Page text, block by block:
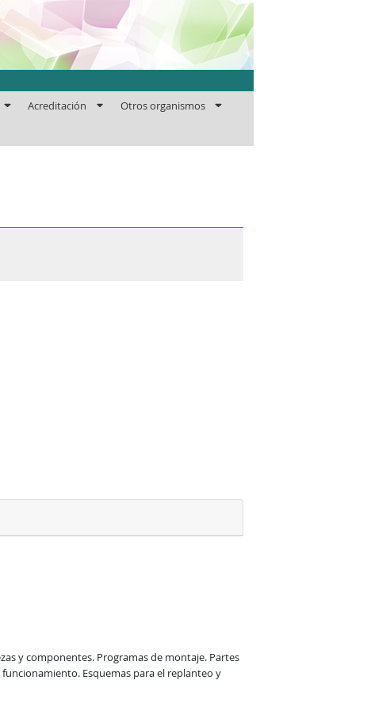
Acreditación Otros organismos
y componentes. Programas de montaje. Partes
Esquemas para el replanteo y